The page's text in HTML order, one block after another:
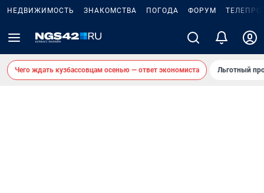
НЕДВИЖИМОСТЬ ЗНАКОМСТВА ПОГОДА ФОРУМ
Чего ждать кузбассовцам осенью — ответ экономиста Льготный